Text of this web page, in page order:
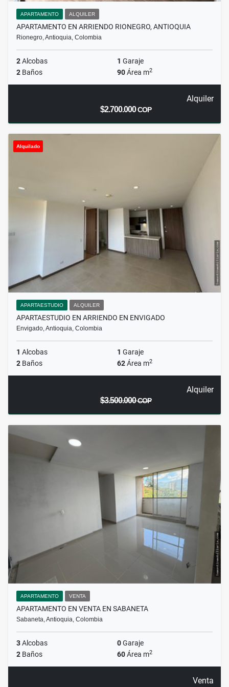
APARTAMENTO ALQUILER
APARTAMENTO EN ARRIENDO RIONEGRO, ANTIOQUIA
Rionegro, Antioquia, Colombia
2Alcobas 1 Garaje
2 Baños 90Área m2
Alquiler
$2.700.000COP
Alquilado
APARTAESTUDIO ALQUILER
APARTAESTUDIO EN ARRIENDO EN ENVIGADO
Envigado, Antioquia, Colombia
1 Alcobas 1 Garaje
2 Baños 62Área m2
Alquiler
$3.500.000COP
APARTAMENTO VENTA
APARTAMENTO EN VENTA EN SABANETA
Sabaneta, Antioquia, Colombia
3Alcobas 0Garaje
2 Baños 60Área m2
Venta